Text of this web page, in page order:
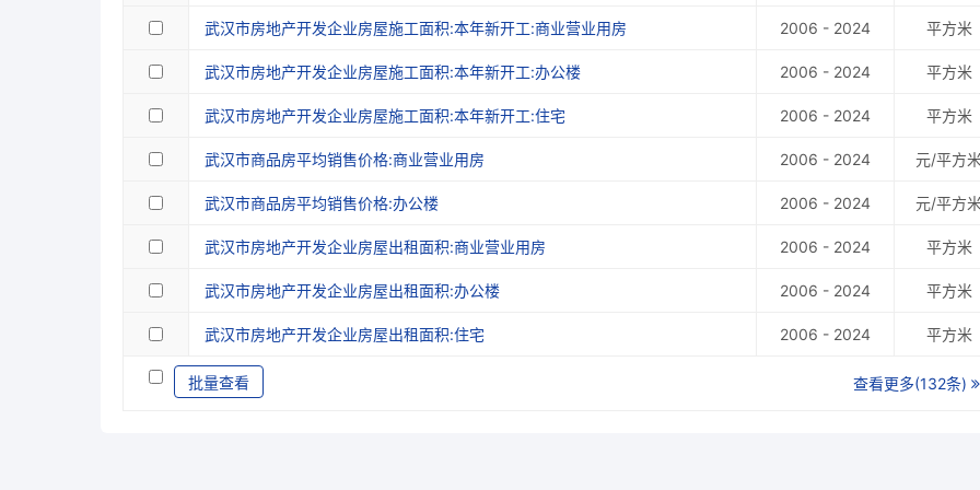
武汉市房地产开发企业房屋施工面积:本年新开工:商业营业用房 2006 - 2024 平方米
武汉市房地产开发企业房屋施工面积:本年新开工:办公楼 2006 - 2024 平方米
武汉市房地产开发企业房屋施工面积:本年新开工:住宅 2006 - 2024 平方米
武汉市商品房平均销售价格:商业营业用房 2006 - 2024 元/平方
武汉市商品房平均销售价格:办公楼 2006 - 2024 元/平方
武汉市房地产开发企业房屋出租面积:商业营业用房 2006 - 2024 平方米
武汉市房地产开发企业房屋出租面积:办公楼 2006 - 2024 平方米
武汉市房地产开发企业房屋出租面积:住宅 2006 - 2024 平方米
批量查看 查看更多(132条)